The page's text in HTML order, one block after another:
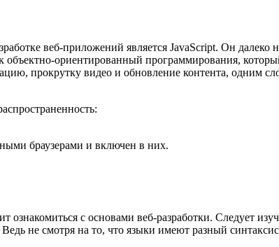
веб-приложений является JavaScript. Он далеко
ориентированный программирования,
прокрутку видео и обновление контента, одним
браузерами и включен в них.
ознакомиться с основами веб-разработки. Следует
не смотря на то, что языки имеют разный